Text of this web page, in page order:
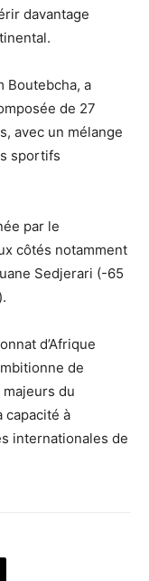
davantage
Boutebcha, a
de 27
avec un mélange
sportifs
par le
côtés notamment
Sedjerari (-65
d’Afrique
de
du
capacité à
internationales de